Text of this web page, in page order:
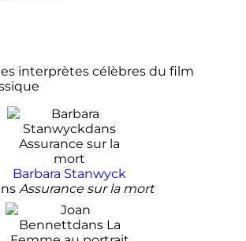
interprètes célèbres du film
Barbara Stanwyck
Assurance sur la mort